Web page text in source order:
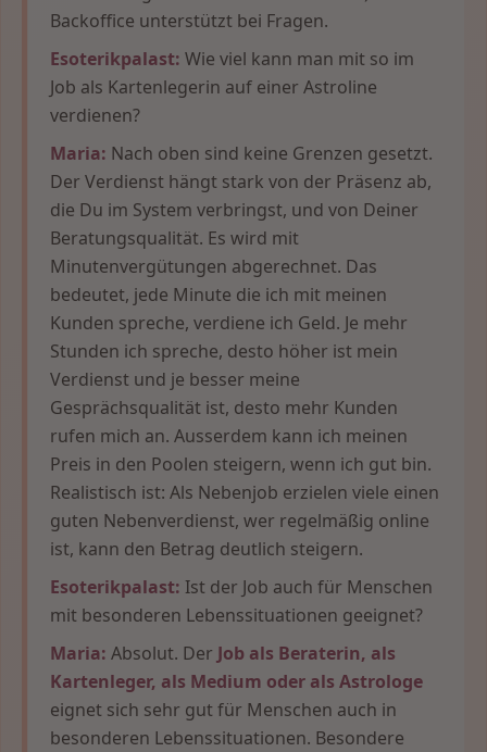
Backoffice unterstützt bei Fragen.
Esoterikpalast: Wie viel kann man mit so im
Job als Kartenlegerin auf einer Astroline
verdienen?
Maria: Nach oben sind keine Grenzen gesetzt.
Der Verdienst hängt stark von der Präsenz ab,
die Du im System verbringst, und von Deiner
Beratungsqualität. Es wird mit
Minutenvergütungen abgerechnet. Das
bedeutet, jede Minute die ich mit meinen
Kunden spreche, verdiene ich Geld. Je mehr
Stunden ich spreche, desto höher ist mein
Verdienst und je besser meine
Gesprächsqualität ist, desto mehr Kunden
rufen mich an. Ausserdem kann ich meinen
Preis in den Poolen steigern, wenn ich gut bin.
Realistisch ist: Als Nebenjob erzielen viele einen
guten Nebenverdienst, wer regelmäßig online
ist, kann den Betrag deutlich steigern.
Esoterikpalast: Ist der Job auch für Menschen
mit besonderen Lebenssituationen geeignet?
Maria: Absolut. Der Job als Beraterin, als
Kartenleger, als Medium oder als Astrologe
eignet sich sehr gut für Menschen auch in
besonderen Lebenssituationen. Besondere